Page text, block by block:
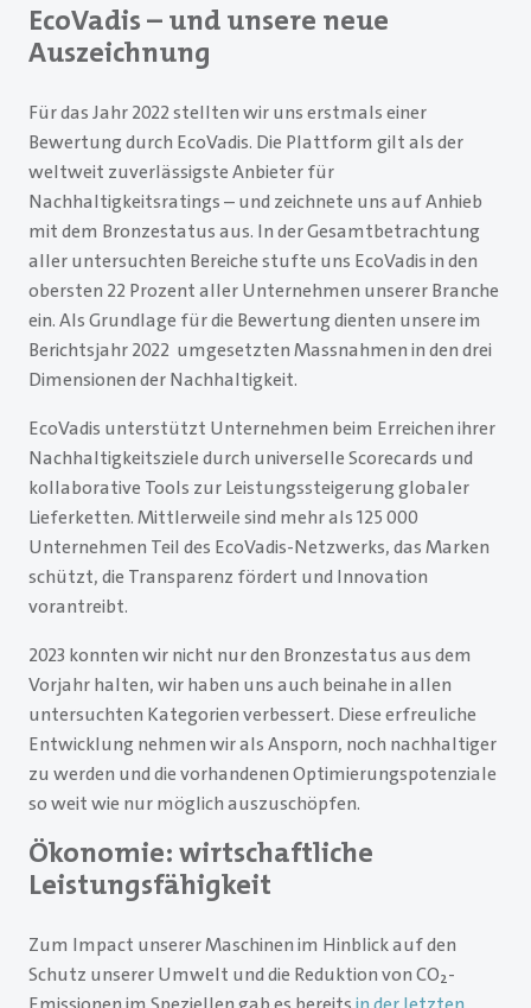
EcoVadis – und unsere neue
Auszeichnung
Für das Jahr 2022 stellten wir uns erstmals einer
Bewertung durch EcoVadis. Die Plattform gilt als der
weltweit zuverlässigste Anbieter für
Nachhaltigkeitsratings – und zeichnete uns auf Anhieb
mit dem Bronzestatus aus. In der Gesamtbetrachtung
aller untersuchten Bereiche stufte uns EcoVadis in den
obersten 22 Prozent aller Unternehmen unserer Branche
ein. Als Grundlage für die Bewertung dienten unsere im
Berichtsjahr 2022 umgesetzten Massnahmen in den drei
Dimensionen der Nachhaltigkeit.
EcoVadis unterstützt Unternehmen beim Erreichen ihrer
Nachhaltigkeitsziele durch universelle Scorecards und
kollaborative Tools zur Leistungssteigerung globaler
Lieferketten. Mittlerweile sind mehr als 125 000
Unternehmen Teil des EcoVadis-Netzwerks, das Marken
schützt, die Transparenz fördert und Innovation
vorantreibt.
2023 konnten wir nicht nur den Bronzestatus aus dem
Vorjahr halten, wir haben uns auch beinahe in allen
untersuchten Kategorien verbessert. Diese erfreuliche
Entwicklung nehmen wir als Ansporn, noch nachhaltiger
zu werden und die vorhandenen Optimierungspotenziale
so weit wie nur möglich auszuschöpfen.
Ökonomie: wirtschaftliche
Leistungsfähigkeit
Zum Impact unserer Maschinen im Hinblick auf den
Schutz unserer Umwelt und die Reduktion von CO₂-